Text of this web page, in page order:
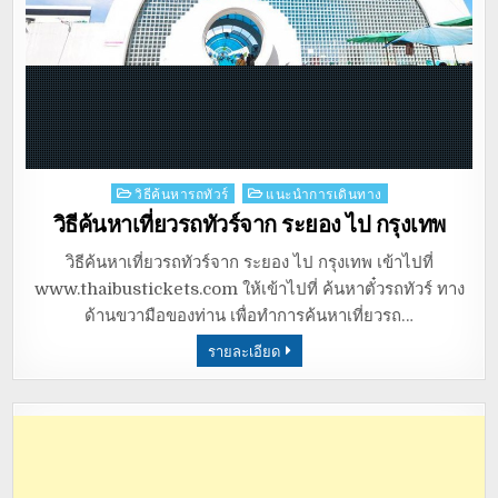
Posted
in
วิธีค้นหารถทัวร์ แนะนำการเดินทาง
วิธีค้นหาเที่ยวรถทัวร์จาก ระยอง ไป กรุงเทพ
วิธีค้นหาเที่ยวรถทัวร์จาก ระยอง ไป กรุงเทพ เข้าไปที่
www.thaibustickets.com ให้เข้าไปที่ ค้นหาตั๋วรถทัวร์ ทาง
ด้านขวามือของท่าน เพื่อทำการค้นหาเที่ยวรถ…
รายละเอียด